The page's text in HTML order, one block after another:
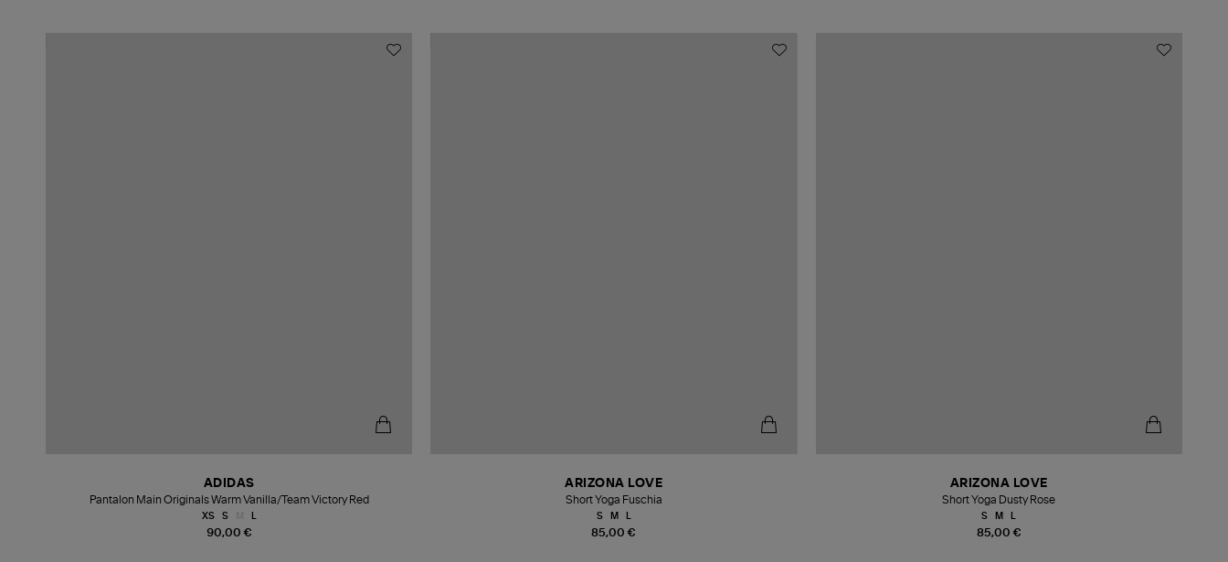
90,00 €
ADIDAS
Pantalon Main Originals Warm Vanilla/Team Victory Red
XS S L
85,00 €
ARIZONA LOVE
Short Yoga Fuschia
S M L
85,00 €
ARIZONA LOVE
Short Yoga Dusty Rose
S M L